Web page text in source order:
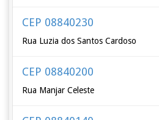
CEP 08840230
Rua Luzia dos Santos Cardoso
CEP 08840200
Rua Manjar Celeste